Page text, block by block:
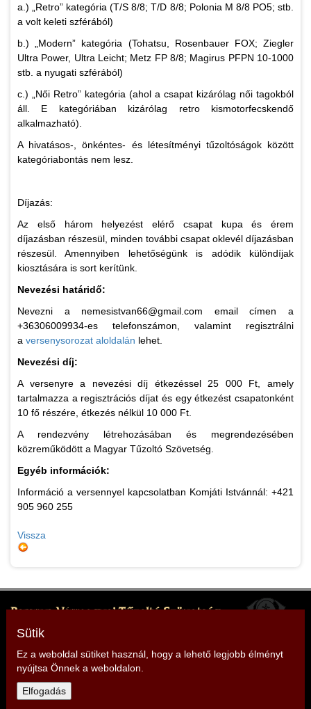
a.) „Retro” kategória (T/S 8/8; T/D 8/8; Polonia M 8/8 PO5; stb.
a volt keleti szférából)
b.) „Modern” kategória (Tohatsu, Rosenbauer FOX; Ziegler
Ultra Power, Ultra Leicht; Metz FP 8/8; Magirus PFPN 10-1000
stb. a nyugati szférából)
c.) „Női Retro” kategória (ahol a csapat kizárólag női tagokból
áll. E kategóriában kizárólag retro kismotorfecskendő
alkalmazható).
A hivatásos-, önkéntes- és létesítményi tűzoltóságok között
kategóriabontás nem lesz.
Díjazás:
Az első három helyezést elérő csapat kupa és érem
díjazásban részesül, minden további csapat oklevél díjazásban
részesül. Amennyiben lehetőségünk is adódik különdíjak
kiosztására is sort kerítünk.
Nevezési határidő:
Nevezni a nemesistvan66@gmail.com email címen a
+36306009934-es telefonszámon, valamint regisztrálni
a versenysorozat aloldalán lehet.
Nevezési díj:
A versenyre a nevezési díj étkezéssel 25 000 Ft, amely
tartalmazza a regisztrációs díjat és egy étkezést csapatonként
10 fő részére, étkezés nélkül 10 000 Ft.
A rendezvény létrehozásában és megrendezésében
közreműködött a Magyar Tűzoltó Szövetség.
Egyéb információk:
Információ a versennyel kapcsolatban Komjáti Istvánnál: +421
905 960 255
Vissza
Baranya Vármegyei Tűzoltó Szövetség
Cím: 7627 Pécs, Engel János utca 1.
E-mail:
Sütik
Ez a weboldal sütiket használ, hogy a lehető legjobb élményt
nyújtsa Önnek a weboldalon.
Elfogadás